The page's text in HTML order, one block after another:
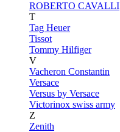
ROBERTO CAVALLI
T
Tag Heuer
Tissot
Tommy Hilfiger
V
Vacheron Constantin
Versace
Versus by Versace
Victorinox swiss army
Z
Zenith